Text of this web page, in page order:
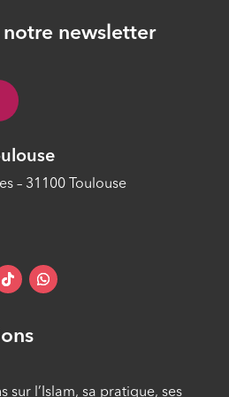
et cultures #32 - Les
de l’Aïd al Adha
jours de l’année
notre newsletter
– 31100 Toulouse
sur l’Islam, sa pratique, ses